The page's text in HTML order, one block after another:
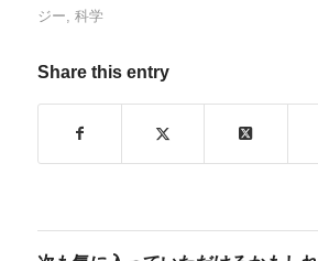
ジー, 科学
Share this entry